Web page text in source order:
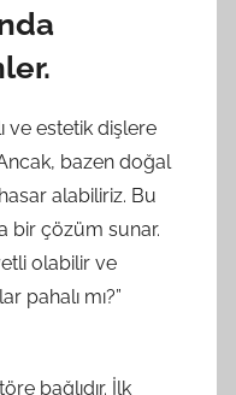
ve estetik dişlere
bazen doğal
alabiliriz. Bu
bir çözüm sunar.
olabilir ve
pahalı mı?”
bağlıdır. İlk